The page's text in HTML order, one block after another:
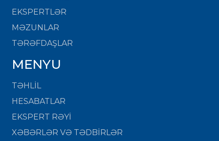
EKSPERTLƏR
MƏZUNLAR
TƏRƏFDAŞLAR
MENYU
TƏHLİL
HESABATLAR
EKSPERT RƏYİ
XƏBƏRLƏR VƏ TƏDBİRLƏR